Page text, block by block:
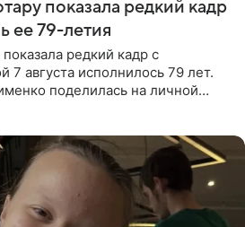
показала редкий кадр
ее 79-летия
редкий кадр с
7 августа исполнилось 79 лет.
поделилась на личной